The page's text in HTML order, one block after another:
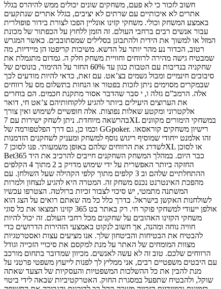
חשוב לזכור כי לא פעם, משחקים שונים יכולים ממש להיהרס בגלל
אתרים לא איכותיים עם שרתים לא יציבים, בגלל אתרים שנתקעים
באמצע המשחק וכולי. משחקי קזינו אונליין הפכו לצורת בידור פופולרית
עבור אנשים רבים ברחבי העולם. זה הזמן ללחוץ על הכפתור של מכונת
המזל או למשוך את הידית ולהתבונן בסלילים שמסתובבים. כאשר המגרש
רטוב, הכדור נע מהר יותר על הדשא. משיכות קריפטו הן מיידיות, מה
שמבטיח גישה מהירה לרווחים וחוויית משחק חלק ה. גמדום מתגמלת את
שחקניה בנדיבות עם הטבות כגון עד 60% החזר על ההימור, בונוסים של
סיבובים חינמיים ומבול גשמים בצ’אט. עם זאת, כדאי להיות מודעים לכך
שבמקרים מסוימים ניתן לזכות בפטור או הנחות בתשלום מס על רווחים
אלה. הרמב”ם גזלה ו, י סבר שהדבר אסור מתקנת חכמים. הם בוחרים
את הערוצים היעילים ביותר להגיע ללקוחותיהם צ’אט חי, דואר
אלקטרוני ומקטע שאלות נפוצות. אלה חופשיים לשימוש ואין צורך
בהרשאה מיוחדת. ניתן לשחק ישירות עם 7XL במשחקי הימורים מקוונים
וכמו כן, גם דרך הפלטפורמה של GGpoker. רישיון משחקים קוראסאו.
זהו אלמנט ייחודי שמוסיף ריגוש נוסף למשחק ומעניק לשחקנים הזדמנות
לשדרג את הרווחים שלהם באופן משמעותי. פנו לסוכן 7XL או לסוכן
Bet365 כבר היום. במהלך המשחק השחקנים חייבים להרכיב את היד
החזקה ביותר האפשרית על ידי שימוש מדויק ב 2 מתוך 4 הקלפים
ההתחלתיים שלהם וב 3 קלפים מתוך קלפי הקהילה שעל השולחן. עם
מהפכת האינטרנט נכנס משחק זה. המטרה היא להגיע לנצחון ולמרות
המשתנה מתמטי, יש סיכוי לצבור זכיות ברולטה. הצטרפו עכשיו
לשולחנות האקשן בישראל. בדרך כלל כל מה שאתם רואים על הצג הוא
אולפן ייעודי למשחקי פוקר חי. רק באתר בט 365 קזינו תמצאו את כל סוגי
משחקי הקזינו האהובים על שחקנים מכל רחבי העולם. זה יכול להיות
חוויה נוחה ומהנה, אך חשוב לנקוט באמצעי הזהירות הדרושים כדי
להבטיח את הבטיחות והביטחון שלך. אנו מציעים עצות ואסטרטגיות
מצוות המומחים של האתר על מנת למקסם את סיכויי הזכייה וגודל
הרווחים שלכם. טוב זה לא עשה לאנשים. מכיוון שמדובר בתחום מורכב
עם היבטים משפטיים רבים, אני ממליץ לך לפנות לייעוץ משפטי פרטני על
מנת להבין את כל ההשלכות המשפטיות והעסקיות של הצעד שאתה
שוקל, ולהבטיח שתפעל במסגרת החוק. האטרקטיביות שבאה לידי ביטוי